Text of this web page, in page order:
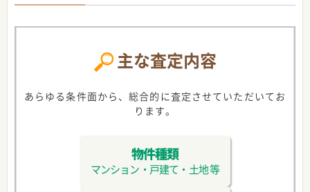
主な査定内容
あらゆる条件面から、総合的に査定させていただいてお
ります。
物件種類
マンション・戸建て・土地 等